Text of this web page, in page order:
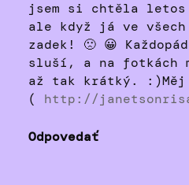
jsem si chtěla
ale když já ve
zadek! 🙁 😀
sluší, a na fotkách
až tak krátký. :)Měj
( http://
Odpovedať